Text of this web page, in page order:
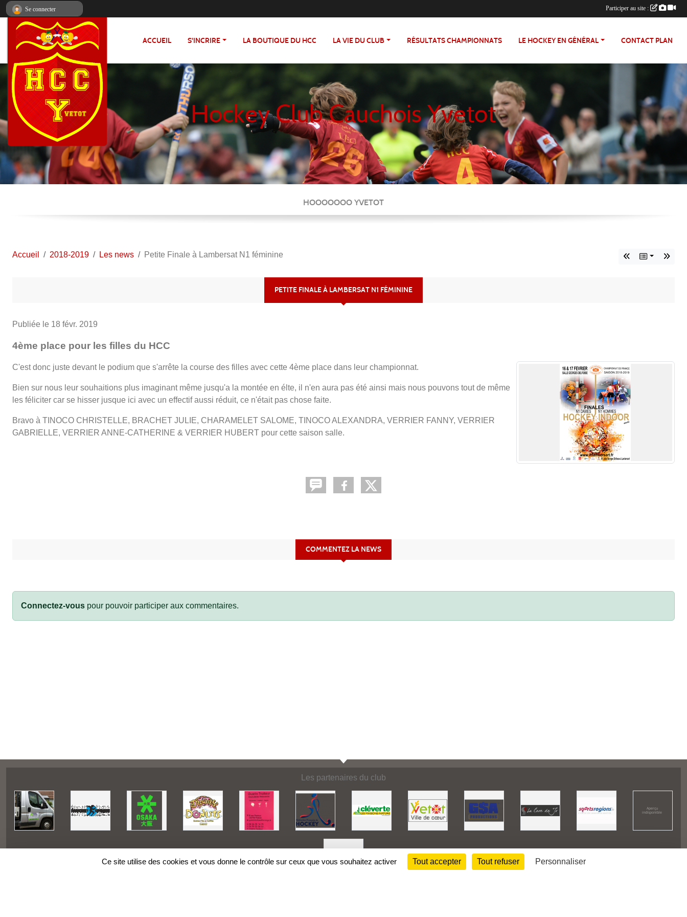
ACCUEIL S'INCRIRE LA BOUTIQUE DU HCC LA VIE DU CLUB RÉSULTATS CHAMPIONNATS LE HOCKEY EN GÉNÉRAL CONTACT PLAN
Hockey Club Cauchois Yvetot
HOOOOOOO YVETOT
Accueil 2018-2019 Les news Petite Finale à Lambersat N1 féminine
PETITE FINALE À LAMBERSAT N1 FÉMININE
Publiée le 18 févr. 2019
4ème place pour les filles du HCC
C'est donc juste devant le podium que s'arrête la course des filles avec cette 4ème place dans leur championnat.
Bien sur nous leur souhaitions plus imaginant même jusqu'a la montée en élte, il n'en aura pas été ainsi mais nous pouvons tout de même
les féliciter car se hisser jusque ici avec un effectif aussi réduit, ce n'était pas chose faite.
Bravo à TINOCO CHRISTELLE, BRACHET JULIE, CHARAMELET SALOME, TINOCO ALEXANDRA, VERRIER FANNY, VERRIER
GABRIELLE, VERRIER ANNE-CATHERINE & VERRIER HUBERT pour cette saison salle.
COMMENTEZ LA NEWS
Connectez-vous pour pouvoir participer aux commentaires.
Les partenaires du club
Se connecter Participer au site :
Panneau de gestion des cookies
Ce site utilise des cookies et vous donne le contrôle sur ceux que vous souhaitez activer Tout accepter Tout refuser Personnaliser